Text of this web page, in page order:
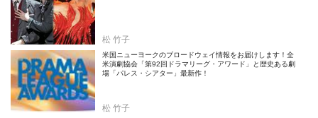
松 竹子
米国ニューヨークのブロードウェイ情報をお届けします！全
米演劇協会「第92回ドラマリーグ・アワード」と歴史ある劇
場「パレス・シアター」最新作！
松 竹子